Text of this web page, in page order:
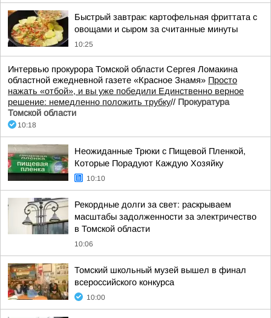
Быстрый завтрак: картофельная фриттата с
овощами и сыром за считанные минуты
10:25
Интервью прокурора Томской области Сергея Ломакина
областной ежедневной газете «Красное Знамя» Просто
нажать «отбой», и вы уже победили Единственно верное
решение: немедленно положить трубку// Прокуратура
Томской области
10:18
Неожиданные Трюки с Пищевой Пленкой,
Которые Порадуют Каждую Хозяйку
10:10
Рекордные долги за свет: раскрываем
масштабы задолженности за электричество
в Томской области
10:06
Томский школьный музей вышел в финал
всероссийского конкурса
10:00